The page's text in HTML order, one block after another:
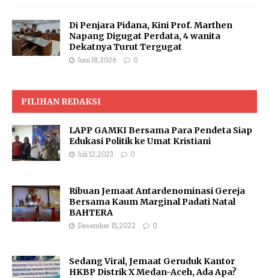
Di Penjara Pidana, Kini Prof. Marthen
Napang Digugat Perdata, 4 wanita
Dekatnya Turut Tergugat
Juni 18, 2026 0
PILIHAN REDAKSI
LAPP GAMKI Bersama Para Pendeta Siap
Edukasi Politik ke Umat Kristiani
Juli 12, 2023 0
Ribuan Jemaat Antardenominasi Gereja
Bersama Kaum Marginal Padati Natal
BAHTERA
Desember 15, 2022 0
Sedang Viral, Jemaat Geruduk Kantor
HKBP Distrik X Medan-Aceh, Ada Apa?